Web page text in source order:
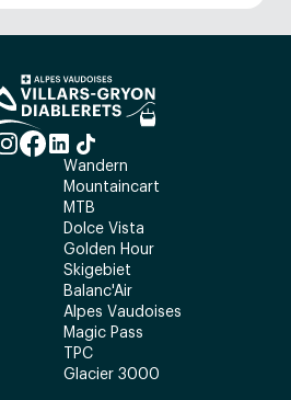
Wandern
Mountaincart
MTB
Dolce Vista
Golden Hour
Skigebiet
Balanc'Air
Alpes Vaudoises
Magic Pass
TPC
Glacier 3000